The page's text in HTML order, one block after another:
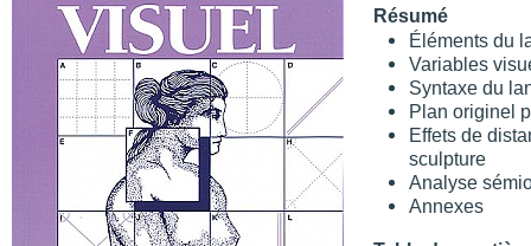
Résumé
Éléments du
Variables
Syntaxe du
Plan originel
Effets de
sculpture
Analyse
Annexes